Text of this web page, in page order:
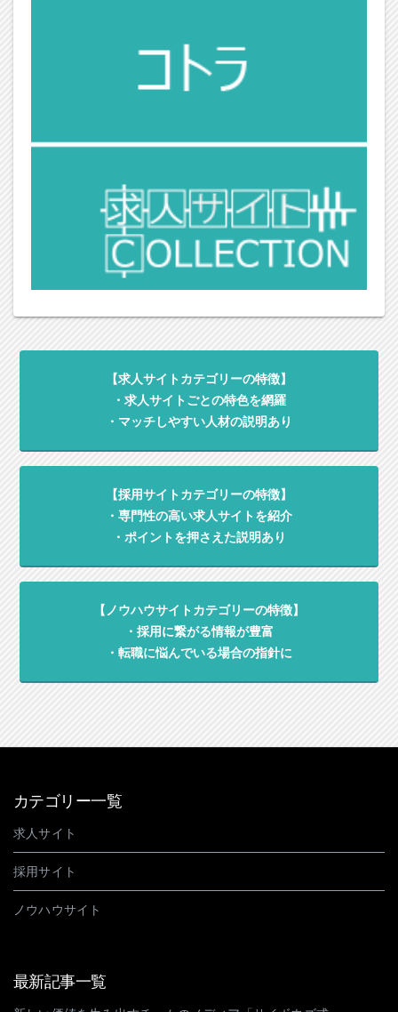
【求人サイトカテゴリーの特徴】
・求人サイトごとの特色を網羅
・マッチしやすい人材の説明あり
【採用サイトカテゴリーの特徴】
・専門性の高い求人サイトを紹介
・ポイントを押さえた説明あり
【ノウハウサイトカテゴリーの特徴】
・採用に繋がる情報が豊富
・転職に悩んでいる場合の指針に
カテゴリー一覧
求人サイト
採用サイト
ノウハウサイト
最新記事一覧